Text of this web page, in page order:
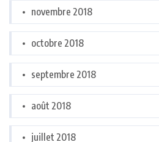
novembre 2018
octobre 2018
septembre 2018
août 2018
juillet 2018